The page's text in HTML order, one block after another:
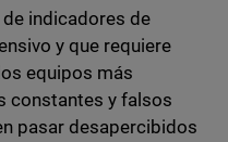
indicadores de
y que requiere
equipos más
constantes y falsos
pasar desapercibidos